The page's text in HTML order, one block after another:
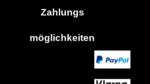
Zahlungs
möglich keiten